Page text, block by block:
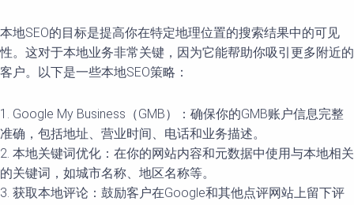
本地SEO的目标是提高你在特定地理位置的搜索结果中的可见
性。这对于本地业务非常关键，因为它能帮助你吸引更多附近的
客户。以下是一些本地SEO策略：
1. Google My Business（GMB）：确保你的GMB账户信息完整
准确，包括地址、营业时间、电话和业务描述。
2. 本地关键词优化：在你的网站内容和元数据中使用与本地相关
的关键词，如城市名称、地区名称等。
3. 获取本地评论：鼓励客户在Google和其他点评网站上留下评